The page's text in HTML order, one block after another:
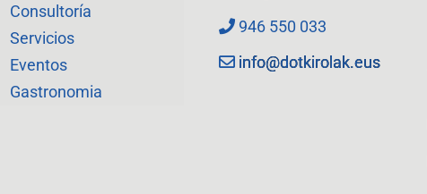
Consultoría
Servicios
Eventos
Gastronomia
946 550 033
info@dotkirolak.eus